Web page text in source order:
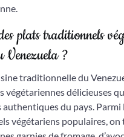
plats traditionnels
Venezuela ?
traditionnelle du
végétariennes délicieuses
authentiques du pays. Parmi
végétariens populaires, on